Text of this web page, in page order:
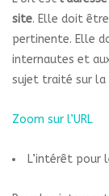
site. Elle doit
pertinente. Elle
internautes et
sujet traité sur la
Zoom sur l’URL
L’intérêt pour